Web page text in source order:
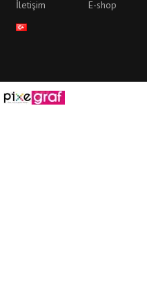
İletişim
E-shop